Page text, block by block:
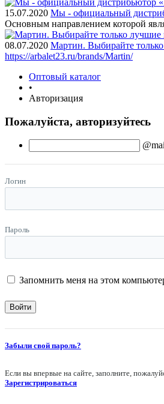
15.07.2020 Мы - официальный
Основным направлением которой
08.07.2020 Мартин. Выбирайте
https://arbalet23.ru/brands/Martin/
Оптовый каталог
•
Авторизация
Пожалуйста, авторизуйтесь
Логин
Пароль
Запомнить меня на этом
Забыли свой пароль?
Если вы впервые на сайте, заполните,
Зарегистрироваться